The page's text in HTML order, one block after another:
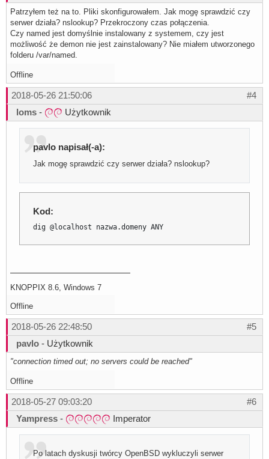
Patrzyłem też na to. Pliki skonfigurowałem. Jak mogę sprawdzić czy
serwer działa? nslookup? Przekroczony czas połączenia.
Czy named jest domyślnie instalowany z systemem, czy jest
możliwość że demon nie jest zainstalowany? Nie miałem utworzonego
folderu /var/named.
Offline
#4
2018-05-26 21:50:06
loms - Użytkownik
pavlo napisał(-a):
Jak mogę sprawdzić czy serwer działa? nslookup?
Kod:
dig @localhost nazwa.domeny ANY
KNOPPIX 8.6, Windows 7
Offline
#5
2018-05-26 22:48:50
pavlo - Użytkownik
"connection timed out; no servers could be reached"
Offline
#6
2018-05-27 09:03:20
Yampress - Imperator
Po latach dyskusji twórcy OpenBSD wykluczyli serwer